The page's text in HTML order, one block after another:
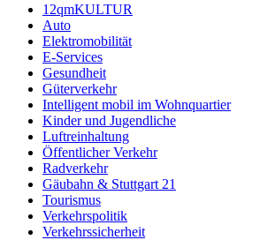
12qmKULTUR
Auto
Elektromobilität
E-Services
Gesundheit
Güterverkehr
Intelligent mobil im Wohnquartier
Kinder und Jugendliche
Luftreinhaltung
Öffentlicher Verkehr
Radverkehr
Gäubahn & Stuttgart 21
Tourismus
Verkehrspolitik
Verkehrssicherheit